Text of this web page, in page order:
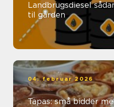
Landbrugsdiesel sådan vælger du rigtigt
til gården
04. februar 2026
Tapas: små bidder